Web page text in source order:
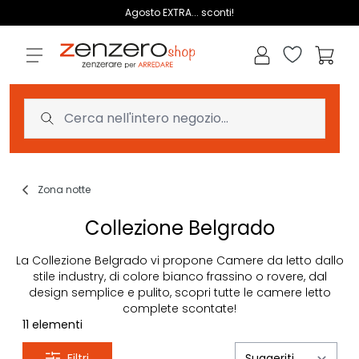
Agosto EXTRA... sconti!
Lista dei
Zona notte
Collezione Belgrado
La Collezione Belgrado vi propone Camere da letto dallo
stile industry, di colore bianco frassino o rovere, dal
design semplice e pulito, scopri tutte le camere letto
complete scontate!
11 elementi